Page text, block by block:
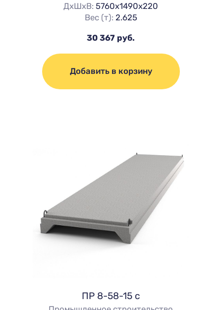
ДхШхВ:5760х1490х220
Вес (т): 2.625
30 367 руб.
Добавить в корзину
ПР 8-58-15 с